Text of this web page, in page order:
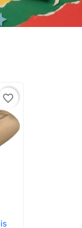
favorite_border